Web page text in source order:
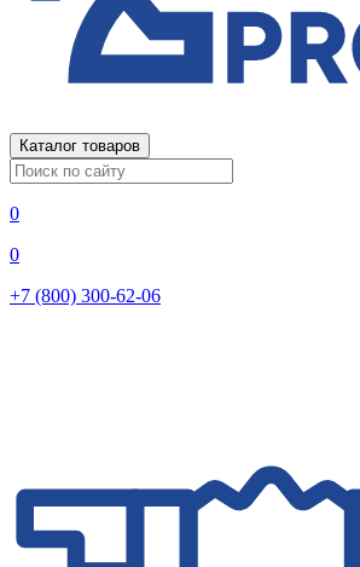
Каталог товаров
0
0
+7 (800) 300-62-06